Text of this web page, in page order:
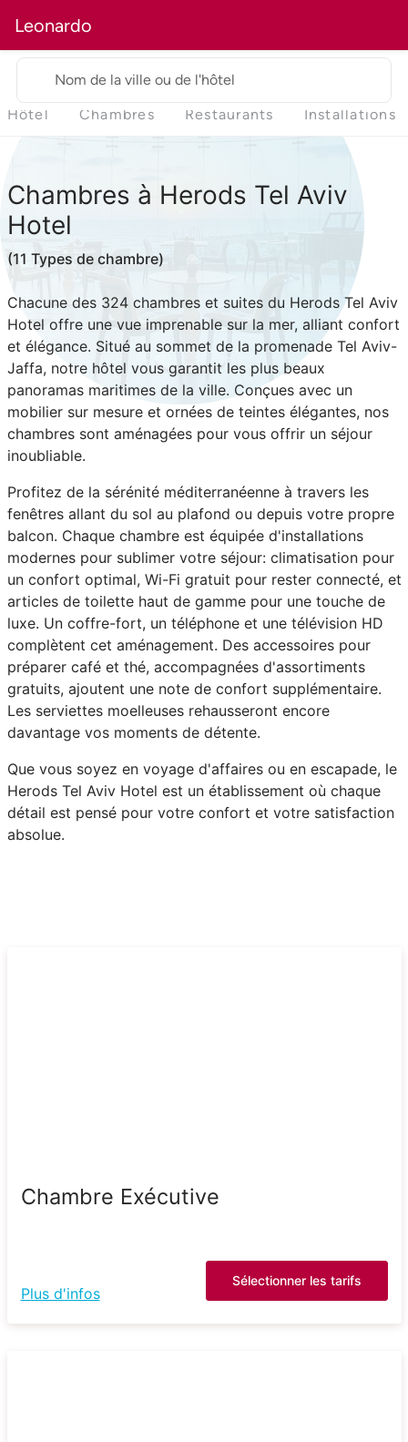
Leonardo
Nom de la ville ou de l'hôtel
Hôtel Chambres Restaurants Installations
Chambres à Herods Tel Aviv
Hotel
(11 Types de chambre)
Chacune des 324 chambres et suites du Herods Tel Aviv
Hotel offre une vue imprenable sur la mer, alliant confort
et élégance. Situé au sommet de la promenade Tel Aviv-
Jaffa, notre hôtel vous garantit les plus beaux
panoramas maritimes de la ville. Conçues avec un
mobilier sur mesure et ornées de teintes élégantes, nos
chambres sont aménagées pour vous offrir un séjour
inoubliable.
Profitez de la sérénité méditerranéenne à travers les
fenêtres allant du sol au plafond ou depuis votre propre
balcon. Chaque chambre est équipée d'installations
modernes pour sublimer votre séjour: climatisation pour
un confort optimal, Wi-Fi gratuit pour rester connecté, et
articles de toilette haut de gamme pour une touche de
luxe. Un coffre-fort, un téléphone et une télévision HD
complètent cet aménagement. Des accessoires pour
préparer café et thé, accompagnées d'assortiments
gratuits, ajoutent une note de confort supplémentaire.
Les serviettes moelleuses rehausseront encore
davantage vos moments de détente.
Que vous soyez en voyage d'affaires ou en escapade, le
Herods Tel Aviv Hotel est un établissement où chaque
détail est pensé pour votre confort et votre satisfaction
absolue.
Chambre Exécutive
Plus d'infos
Sélectionner les tarifs